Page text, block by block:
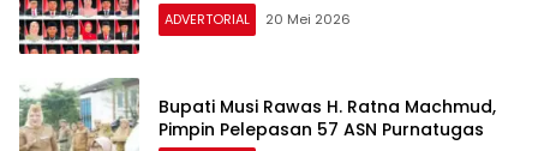
ADVERTORIAL 20 Mei 2026
Bupati Musi Rawas H. Ratna Machmud,
Pimpin Pelepasan 57 ASN Purnatugas